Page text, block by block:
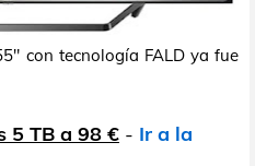
con tecnología FALD ya fue
5 TB a 98 € - Ir a la